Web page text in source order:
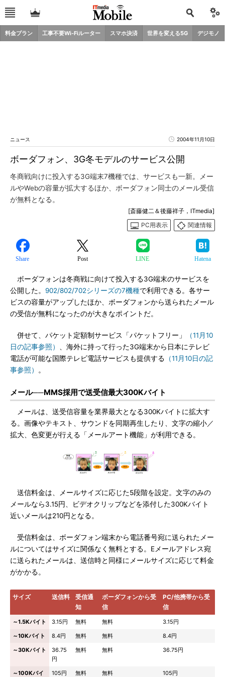
料金プラン 工事不要Wi-Fiルーター スマホ決済 世界を変える5G デジモノ
ニュース 2004年11月10日
ボーダフォン、3G冬モデルのサービス公開
冬商戦向けに投入する3G端末7機種では、サービスも一新。メー
ルやWebの容量が拡大するほか、ボーダフォン同士のメール受信
が無料となる。
[斎藤健二＆後藤祥子，ITmedia]
PC用表示
関連情報
Share Post LINE Hatena
ボーダフォンは冬商戦に向けて投入する3G端末のサービスを
公開した。 902/802/702シリーズの7機種で利用できる。各サー
ビスの容量がアップしたほか、ボーダフォンから送られたメール
の受信が無料になったのが大きなポイントだ。
併せて、パケット定額制サービス「パケットフリー」
（11月10
日の記事参照）
、海外に持って行った3G端末から日本にテレビ
電話が可能な国際テレビ電話サービスも提供する （11月10日の記
事参照）
。
メール──MMS採用で送受信最大300Kバイト
メールは、送受信容量を業界最大となる300Kバイトに拡大す
る。画像やテキスト、サウンドを同期再生したり、文字の縮小／
拡大、色変更が行える「メールアート機能」が利用できる。
送信料金は、メールサイズに応じた5段階を設定。文字のみの
メールなら3.15円、ビデオクリップなどを添付した300Kバイト
近いメールは210円となる。
受信料金は、ボーダフォン端末から電話番号宛に送られたメー
ルについてはサイズに関係なく無料とする。Eメールアドレス宛
に送られたメールは、送信時と同様にメールサイズに応じて料金
がかかる。
サイズ 送信料
受信通
知
ボーダフォンから受
信
PC/他携帯から受
信
～1.5Kバイト 3.15円 無料 無料
3.15円
～10Kバイト
8.4円 無料 無料
8.4円
～30Kバイト
36.75
円
無料 無料 36.75円
～100Kバイ
105円 無料 無料 105円